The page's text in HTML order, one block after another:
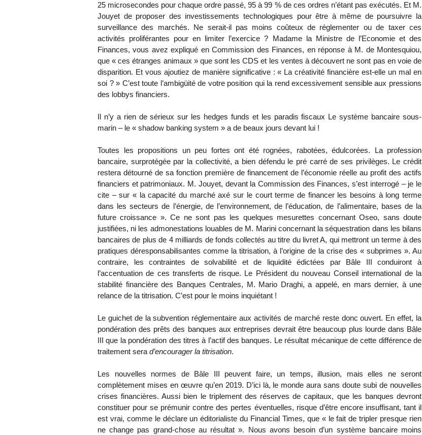
25 microsecondes pour chaque ordre passé, 95 à 99 % de ces ordres n’étant pas exécutés. Et M.
Jouyet de proposer des investissements technologiques pour être à même de poursuivre la
surveillance des marchés. Ne serait-il pas moins coûteux de réglementer ou de taxer ces
activités proliférantes pour en limiter l’exercice ? Madame la Ministre de l’Economie et des
Finances, vous avez expliqué en Commission des Finances, en réponse à M. de Montesquiou,
que « ces étranges animaux » que sont les CDS et les ventes à découvert ne sont pas en voie de
disparition. Et vous ajoutiez de manière significative : « La créativité financière est-elle un mal en
soi ? » C’est toute l’ambigüité de votre position qui la rend excessivement sensible aux pressions
des lobbys financiers.
Il n’y a rien de sérieux sur les hedges funds et les paradis fiscaux Le système bancaire sous-
marin – le « shadow banking system » a de beaux jours devant lui !
Toutes les propositions un peu fortes ont été rognées, rabotées, édulcorées. La profession
bancaire, surprotégée par la collectivité, a bien défendu le pré carré de ses privilèges. Le crédit
restera détourné de sa fonction première de financement de l’économie réelle au profit des actifs
financiers et patrimoniaux. M. Jouyet, devant la Commission des Finances, s’est interrogé – je le
cite – sur « la capacité du marché axé sur le court terme de financer les besoins à long terme
dans les secteurs de l’énergie, de l’environnement, de l’éducation, de l’alimentaire, bases de la
future croissance ». Ce ne sont pas les quelques mesurettes concernant Oseo, sans doute
justifiées, ni les admonestations louables de M. Marini concernant la séquestration dans les bilans
bancaires de plus de 4 milliards de fonds collectés au titre du livret A, qui mettront un terme à des
pratiques déresponsabilisantes comme la titrisation, à l’origine de la crise des « subprimes ». Au
contraire, les contraintes de solvabilité et de liquidité édictées par Bâle III conduiront à
l’accentuation de ces transferts de risque. Le Président du nouveau Conseil international de la
stabilité financière des Banques Centrales, M. Mario Draghi, a appelé, en mars dernier, à une
relance de la titrisation. C’est pour le moins inquiétant !
Le guichet de la subvention réglementaire aux activités de marché reste donc ouvert. En effet, la
pondération des prêts des banques aux entreprises devrait être beaucoup plus lourde dans Bâle
III que la pondération des titres à l’actif des banques. Le résultat mécanique de cette différence de
traitement serad’encourager la titrisation.
Les nouvelles normes de Bâle III peuvent faire, un temps, illusion, mais elles ne seront
complètement mises en œuvre qu’en 2019. D’ici là, le monde aura sans doute subi de nouvelles
crises financières. Aussi bien le triplement des réserves de capitaux, que les banques devront
constituer pour se prémunir contre des pertes éventuelles, risque d’être encore insuffisant, tant il
est vrai, comme le déclare un éditorialiste du Financial Times, que « le fait de tripler presque rien
ne change pas grand-chose au résultat ». Nous avons besoin d’un système bancaire moins